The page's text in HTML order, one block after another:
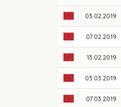
03.02.2019
07.02.2019
13.02.2019
03.03.2019
07.03.2019